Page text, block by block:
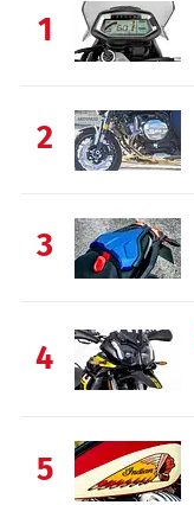
1
2
3
4
5